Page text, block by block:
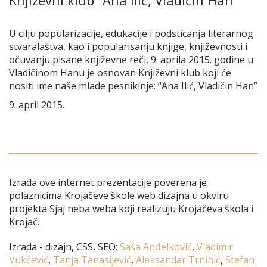
U cilju popularizacije, edukacije i podsticanja literarnog
stvaralaštva, kao i popularisanju knjige, književnosti i
očuvanju pisane književne reči, 9. aprila 2015. godine u
Vladičinom Hanu je osnovan Književni klub koji će
nositi ime naše mlade pesnikinje: “Ana Ilić, Vladičin Han”
9. april 2015.
Izrada ove internet prezentacije poverena je
polaznicima Krojačeve škole web dizajna u okviru
projekta Sjaj neba weba koji realizuju Krojačeva škola i
Krojač.
Izrada - dizajn, CSS, SEO: Saša Anđelković, Vladimir
Vukčević, Tanja Tanasijević, Aleksandar Trninić, Stefan